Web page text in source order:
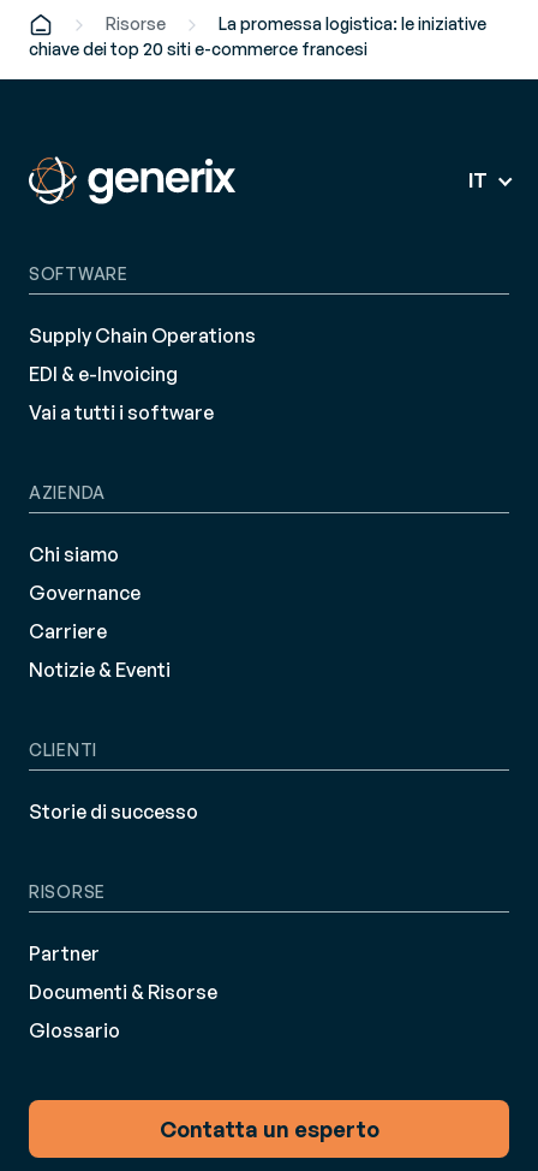
Risorse
La promessa logistica: le iniziative
chiave dei top 20 siti e-commerce francesi
IT
SOFTWARE
Supply Chain Operations
EDI & e-Invoicing
Vai a tutti i software
AZIENDA
Chi siamo
Governance
Carriere
Notizie & Eventi
CLIENTI
Storie di successo
RISORSE
Partner
Documenti & Risorse
Glossario
Contatta un esperto